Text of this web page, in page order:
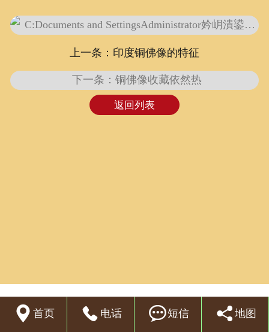
荣誉资质
泥塑鉴赏
联系我们
上一条：印度铜佛像的特征
下一条：铜佛像收藏依然热
返回列表
 首页  电话 短信  地图